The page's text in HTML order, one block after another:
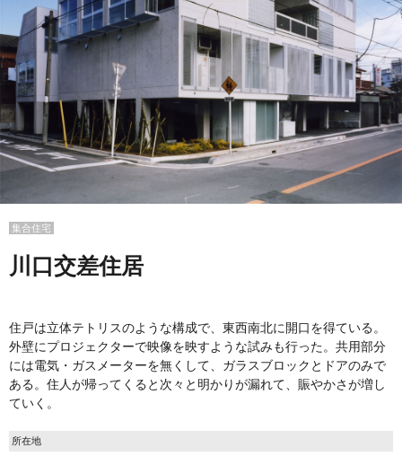
集合住宅
川口交差住居
住戸は立体テトリスのような構成で、東西南北に開口を得ている。
外壁にプロジェクターで映像を映すような試みも行った。共用部分
には電気・ガスメーターを無くして、ガラスブロックとドアのみで
ある。住人が帰ってくると次々と明かりが漏れて、賑やかさが増し
ていく。
所在地